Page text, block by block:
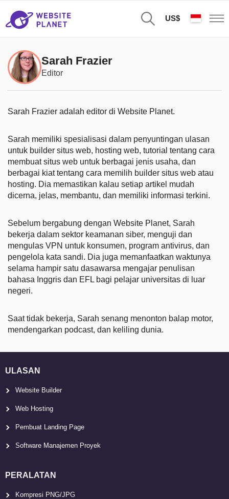
US$
Sarah Frazier
Editor
Sarah Frazier adalah editor di Website Planet.
Sarah memiliki spesialisasi dalam penyuntingan ulasan
untuk builder situs web, hosting web, tutorial tentang cara
membuat situs web untuk berbagai jenis usaha, dan
berbagai kiat tentang cara memilih builder situs web atau
hosting. Dia memastikan kalau setiap artikel mudah
dicerna, jelas, membantu, dan memiliki informasi terkini.
Sebelum bergabung dengan Website Planet, Sarah
bekerja dalam sektor keamanan siber, menguji dan
mengulas VPN untuk konsumen, program antivirus, dan
pengelola kata sandi. Dia juga memanfaatkan waktunya
selama hampir satu dasawarsa mengajar penulisan
bahasa Inggris dan EFL bagi pelajar universitas di luar
negeri.
Saat tidak bekerja, Sarah senang menonton balap motor,
mendengarkan podcast, dan keliling dunia.
ULASAN
Website Builder
Web Hosting
Pembuat Landing Page
Software Manajemen Proyek
PERALATAN
Kompresi PNG/JPG